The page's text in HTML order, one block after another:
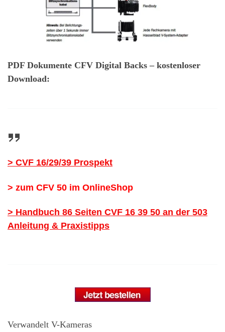
PDF Dokumente CFV Digital Backs – kostenloser
Download:
> CVF 16/29/39 Prospekt
> zum CFV 50 im OnlineShop
> Handbuch 86 Seiten CVF 16 39 50 an der 503
Anleitung & Praxistipps
Verwandelt V-Kameras